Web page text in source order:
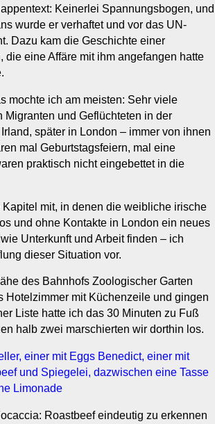
Keinerlei Spannungsbogen, und
wurde er verhaftet und vor das UN-
Dazu kam die Geschichte einer
die eine Affäre mit ihm angefangen hatte
mochte ich am meisten: Sehr viele
und Geflüchteten in der
später in London – immer von ihnen
mal Geburtstagsfeiern, mal eine
praktisch nicht eingebettet in die
mit, in denen die weibliche irische
und ohne Kontakte in London ein neues
Unterkunft und Arbeit finden – ich
dieser Situation vor.
des Bahnhofs Zoologischer Garten
Hotelzimmer mit Küchenzeile und gingen
Liste hatte ich das 30 Minuten zu Fuß
halb zwei marschierten wir dorthin los.
Roastbeef eindeutig zu erkennen